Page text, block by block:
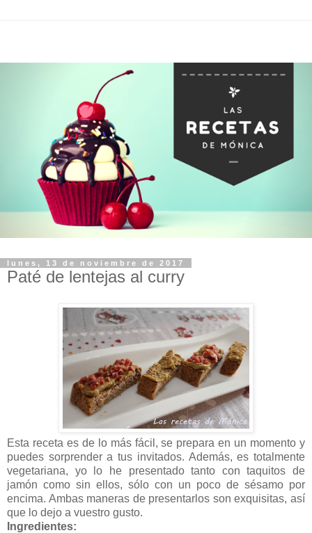
lunes, 13 de noviembre de 2017
Paté de lentejas al curry
Esta receta es de lo más fácil, se prepara en un momento y
puedes sorprender a tus invitados. Además, es totalmente
vegetariana, yo lo he presentado tanto con taquitos de
jamón como sin ellos, sólo con un poco de sésamo por
encima. Ambas maneras de presentarlos son exquisitas, así
que lo dejo a vuestro gusto.
Ingredientes: